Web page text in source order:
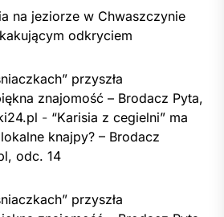
na jeziorze w Chwaszczynie
odkryciem
przyszła
znajomość – Brodacz Pyta,
- “Karisia z cegielni” ma
knajpy? – Brodacz
odc. 14
przyszła